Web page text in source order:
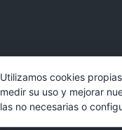
Utilizamos cookies
medir su uso y mejorar
las no necesarias o